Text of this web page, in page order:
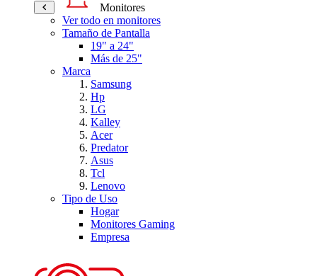
Monitores
Ver todo en monitores
Tamaño de Pantalla
19" a 24"
Más de 25"
Marca
Samsung
Hp
LG
Kalley
Acer
Predator
Asus
Tcl
Lenovo
Tipo de Uso
Hogar
Monitores Gaming
Empresa